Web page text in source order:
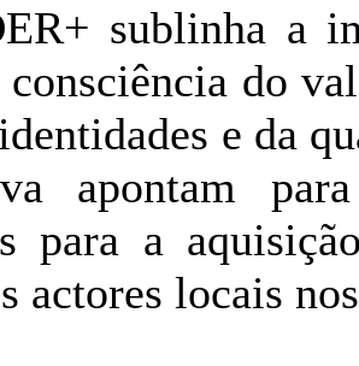
sublinha a
do
e da
apontam
para a
actores locais